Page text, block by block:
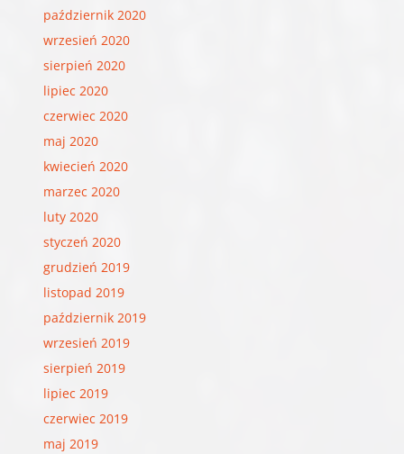
październik 2020
wrzesień 2020
sierpień 2020
lipiec 2020
czerwiec 2020
maj 2020
kwiecień 2020
marzec 2020
luty 2020
styczeń 2020
grudzień 2019
listopad 2019
październik 2019
wrzesień 2019
sierpień 2019
lipiec 2019
czerwiec 2019
maj 2019